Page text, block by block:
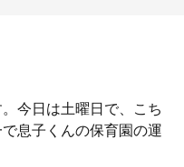
今日は土曜日で、こち
息子くんの保育園の運